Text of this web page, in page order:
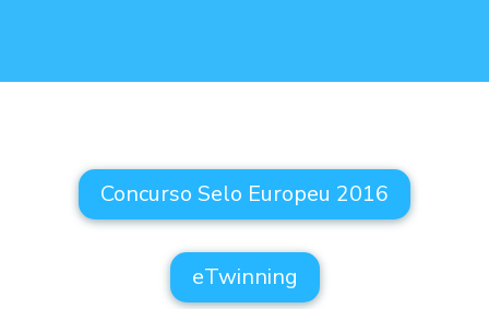
Concurso Selo Europeu 2016
eTwinning